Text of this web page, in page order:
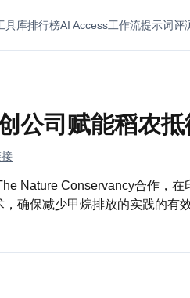
具库排行榜AI Access工作流提示词评
公司赋能稻农
Nature Conservancy合作，
确保减少甲烷排放的实践的有效